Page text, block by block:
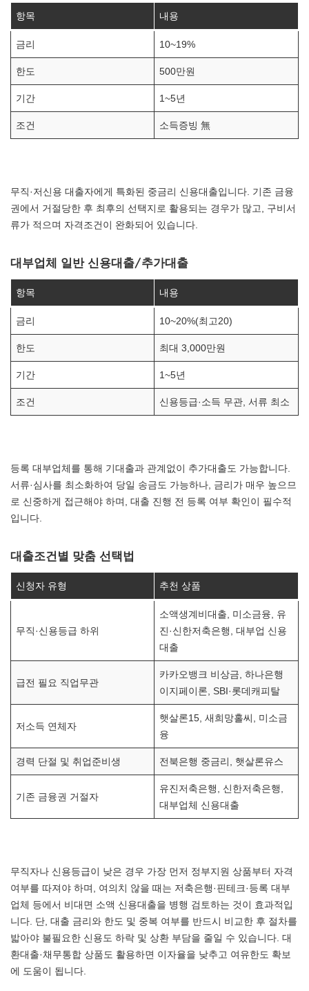
항목 내용
금리 10~19%
한도 500만원
기간 1~5년
조건 소득증빙 無
무직·저신용 대출자에게 특화된 중금리 신용대출입니다. 기존 금융
권에서 거절당한 후 최후의 선택지로 활용되는 경우가 많고, 구비서
류가 적으며 자격조건이 완화되어 있습니다.
대부업체 일반 신용대출/추가대출
항목 내용
금리 10~20%(최고20)
한도 최대 3,000만원
기간 1~5년
조건 신용등급·소득 무관, 서류 최소
등록 대부업체를 통해 기대출과 관계없이 추가대출도 가능합니다.
서류·심사를 최소화하여 당일 송금도 가능하나, 금리가 매우 높으므
로 신중하게 접근해야 하며, 대출 진행 전 등록 여부 확인이 필수적
입니다.
대출조건별 맞춤 선택법
신청자 유형 추천 상품
무직·신용등급 하위
소액생계비대출, 미소금융, 유
진·신한저축은행, 대부업 신용
대출
급전 필요 직업무관
카카오뱅크 비상금, 하나은행
이지페이론, SBI·롯데캐피탈
저소득 연체자
햇살론15, 새희망홀씨, 미소금
융
경력 단절 및 취업준비생 전북은행 중금리, 햇살론유스
기존 금융권 거절자
유진저축은행, 신한저축은행,
대부업체 신용대출
무직자나 신용등급이 낮은 경우 가장 먼저 정부지원 상품부터 자격
여부를 따져야 하며, 여의치 않을 때는 저축은행·핀테크·등록 대부
업체 등에서 비대면 소액 신용대출을 병행 검토하는 것이 효과적입
니다. 단, 대출 금리와 한도 및 중복 여부를 반드시 비교한 후 절차를
밟아야 불필요한 신용도 하락 및 상환 부담을 줄일 수 있습니다. 대
환대출·채무통합 상품도 활용하면 이자율을 낮추고 여유한도 확보
에 도움이 됩니다.